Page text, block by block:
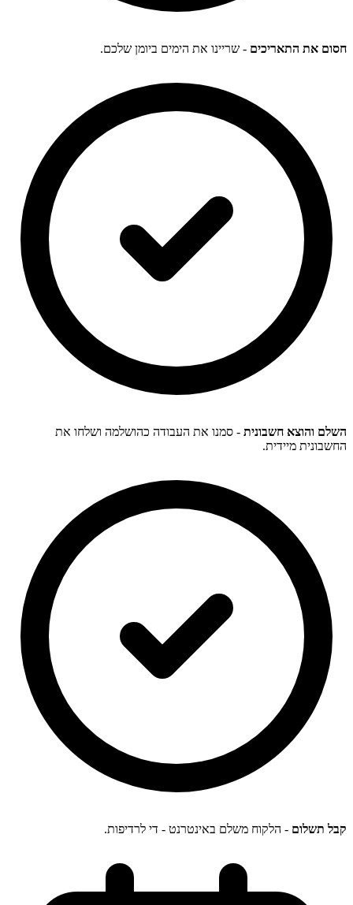
חסום את התאריכים - שריינו את הימים ביומן שלכם.
השלם והוצא חשבונית - סמנו את העבודה כהושלמה ושלחו את
החשבונית מיידית.
קבל תשלום - הלקוח משלם באינטרנט - די לרדיפות.